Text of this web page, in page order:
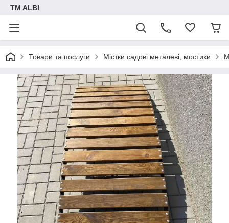
TM ALBI
Товари та послуги Містки садові металеві, мостики